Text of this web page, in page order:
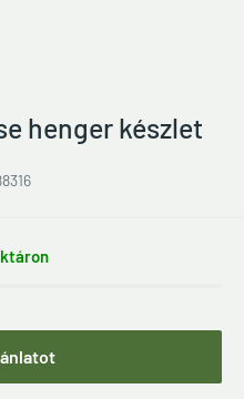
henger készlet